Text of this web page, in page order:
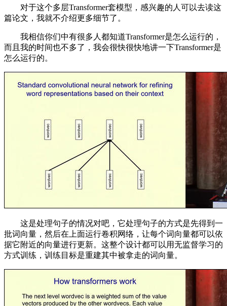
对于这个多层Transformer套模型，感兴趣的人可以去读这
篇论文，我就不介绍更多细节了。
我相信你们中有很多人都知道Transformer是怎么运行的，
而且我的时间也不多了，我会很快很快地讲一下Transformer是
怎么运行的。
这是处理句子的情况对吧，它处理句子的方式是先得到一
批词向量，然后在上面运行卷积网络，让每个词向量都可以依
据它附近的向量进行更新。这整个设计都可以用无监督学习的
方式训练，训练目标是重建其中被拿走的词向量。